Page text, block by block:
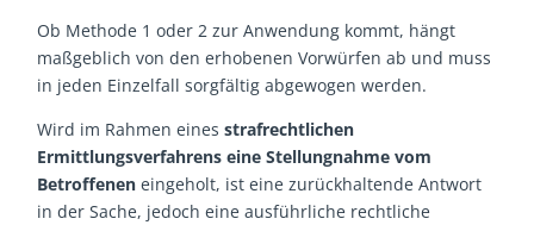
Ob Methode 1 oder 2 zur Anwendung kommt, hängt
maßgeblich von den erhobenen Vorwürfen ab und muss
in jeden Einzelfall sorgfältig abgewogen werden.
Wird im Rahmen einesstrafrechtlichen
Ermittlungsverfahrens eine Stellungnahme vom
Betroffenen eingeholt, ist eine zurückhaltende Antwort
in der Sache, jedoch eine ausführliche rechtliche